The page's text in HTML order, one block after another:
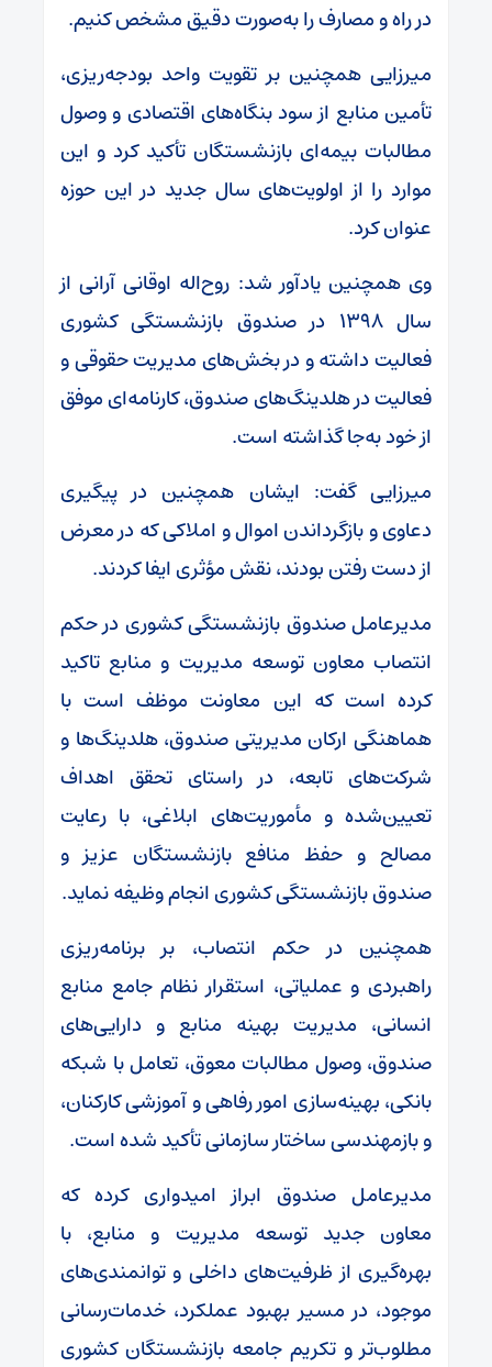
در راه و مصارف را به‌صورت دقیق مشخص کنیم.
میرزایی همچنین بر تقویت واحد بودجه‌ریزی،
تأمین منابع از سود بنگاه‌های اقتصادی و وصول
مطالبات بیمه‌ای بازنشستگان تأکید کرد و این
موارد را از اولویت‌های سال جدید در این حوزه
عنوان کرد.
وی همچنین یادآور شد: روح‌اله اوقانی آرانی از
سال ۱۳۹۸ در صندوق بازنشستگی کشوری
فعالیت داشته و در بخش‌های مدیریت حقوقی و
فعالیت در هلدینگ‌های صندوق، کارنامه‌ای موفق
از خود به‌جا گذاشته است.
میرزایی گفت: ایشان همچنین در پیگیری
دعاوی و بازگرداندن اموال و املاکی که در معرض
از دست رفتن بودند، نقش مؤثری ایفا کردند.
مدیرعامل صندوق بازنشستگی کشوری در حکم
انتصاب معاون توسعه مدیریت و منابع تاکید
کرده است که این معاونت موظف است با
هماهنگی ارکان مدیریتی صندوق، هلدینگ‌ها و
شرکت‌های تابعه، در راستای تحقق اهداف
تعیین‌شده و مأموریت‌های ابلاغی، با رعایت
مصالح و حفظ منافع بازنشستگان عزیز و
صندوق بازنشستگی کشوری انجام وظیفه نماید.
همچنین در حکم انتصاب، بر برنامه‌ریزی
راهبردی و عملیاتی، استقرار نظام جامع منابع
انسانی، مدیریت بهینه منابع و دارایی‌های
صندوق، وصول مطالبات معوق، تعامل با شبکه
بانکی، بهینه‌سازی امور رفاهی و آموزشی کارکنان،
و بازمهندسی ساختار سازمانی تأکید شده است.
مدیرعامل صندوق ابراز امیدواری کرده که
معاون جدید توسعه مدیریت و منابع، با
بهره‌گیری از ظرفیت‌های داخلی و توانمندی‌های
موجود، در مسیر بهبود عملکرد، خدمات‌رسانی
مطلوب‌تر و تکریم جامعه بازنشستگان کشوری